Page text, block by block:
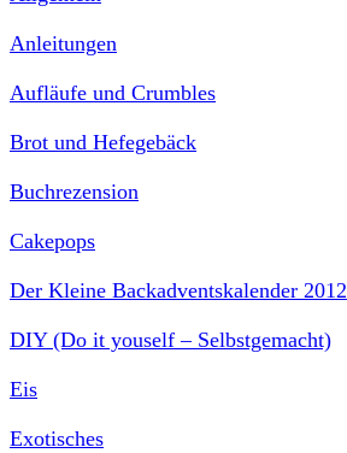
Anleitungen
Aufläufe und Crumbles
Brot und Hefegebäck
Buchrezension
Cakepops
Der Kleine Backadventskalender 2012
DIY (Do it youself – Selbstgemacht)
Eis
Exotisches